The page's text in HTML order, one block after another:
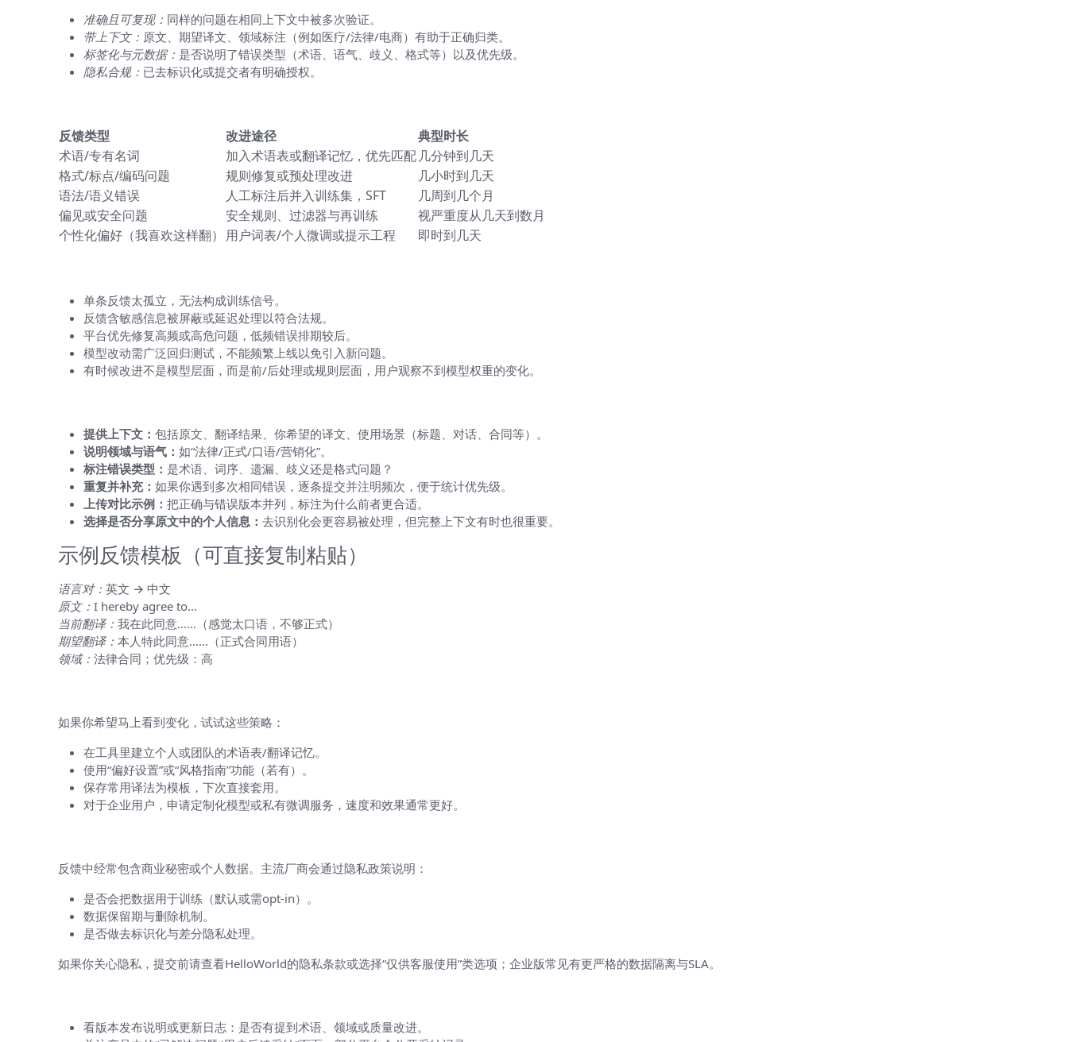
准确且可复现： 同样的问题在相同上下文中被多次验证。
带上下文： 原文、期望译文、领域标注（例如医疗/法律/电商）有助于正确归类。
标签化与元数据： 是否说明了错误类型（术语、语气、歧义、格式等）以及优先级。
隐私合规： 已去标识化或提交者有明确授权。
反馈类型 改进途径
典型时长
术语/专有名词
加入术语表或翻译记忆，优先匹配 几分钟到几天
格式/标点/编码问题
规则修复或预处理改进
几小时到几天
语法/语义错误
人工标注后并入训练集，SFT
几周到几个月
偏见或安全问题
安全规则、过滤器与再训练
视严重度从几天到数月
个性化偏好（我喜欢这样翻） 用户词表/个人微调或提示工程 即时到几天
单条反馈太孤立，无法构成训练信号。
反馈含敏感信息被屏蔽或延迟处理以符合法规。
平台优先修复高频或高危问题，低频错误排期较后。
模型改动需广泛回归测试，不能频繁上线以免引入新问题。
有时候改进不是模型层面，而是前/后处理或规则层面，用户观察不到模型权重的变化。
提供上下文： 包括原文、翻译结果、你希望的译文、使用场景（标题、对话、合同等）。
说明领域与语气： 如“法律/正式/口语/营销化”。
标注错误类型： 是术语、词序、遗漏、歧义还是格式问题？
重复并补充： 如果你遇到多次相同错误，逐条提交并注明频次，便于统计优先级。
上传对比示例： 把正确与错误版本并列，标注为什么前者更合适。
选择是否分享原文中的个人信息： 去识别化会更容易被处理，但完整上下文有时也很重要。
示例反馈模板（可直接复制粘贴）
语言对： 英文 → 中文
原文： I hereby agree to…
当前翻译： 我在此同意……（感觉太口语，不够正式）
期望翻译： 本人特此同意……（正式合同用语）
领域： 法律合同；优先级：高
如果你希望马上看到变化，试试这些策略：
在工具里建立个人或团队的术语表/翻译记忆。
使用“偏好设置”或“风格指南”功能（若有）。
保存常用译法为模板，下次直接套用。
对于企业用户，申请定制化模型或私有微调服务，速度和效果通常更好。
反馈中经常包含商业秘密或个人数据。主流厂商会通过隐私政策说明：
是否会把数据用于训练（默认或需opt-in）。
数据保留期与删除机制。
是否做去标识化与差分隐私处理。
如果你关心隐私，提交前请查看HelloWorld的隐私条款或选择“仅供客服使用”类选项；企业版常见有更严格的数据隔离与SLA。
看版本发布说明或更新日志：是否有提到术语、领域或质量改进。